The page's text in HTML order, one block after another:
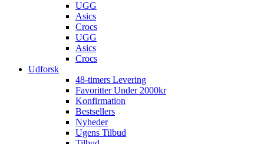
UGG
Asics
Crocs
UGG
Asics
Crocs
Udforsk
48-timers Levering
Favoritter Under 2000kr
Konfirmation
Bestsellers
Nyheder
Ugens Tilbud